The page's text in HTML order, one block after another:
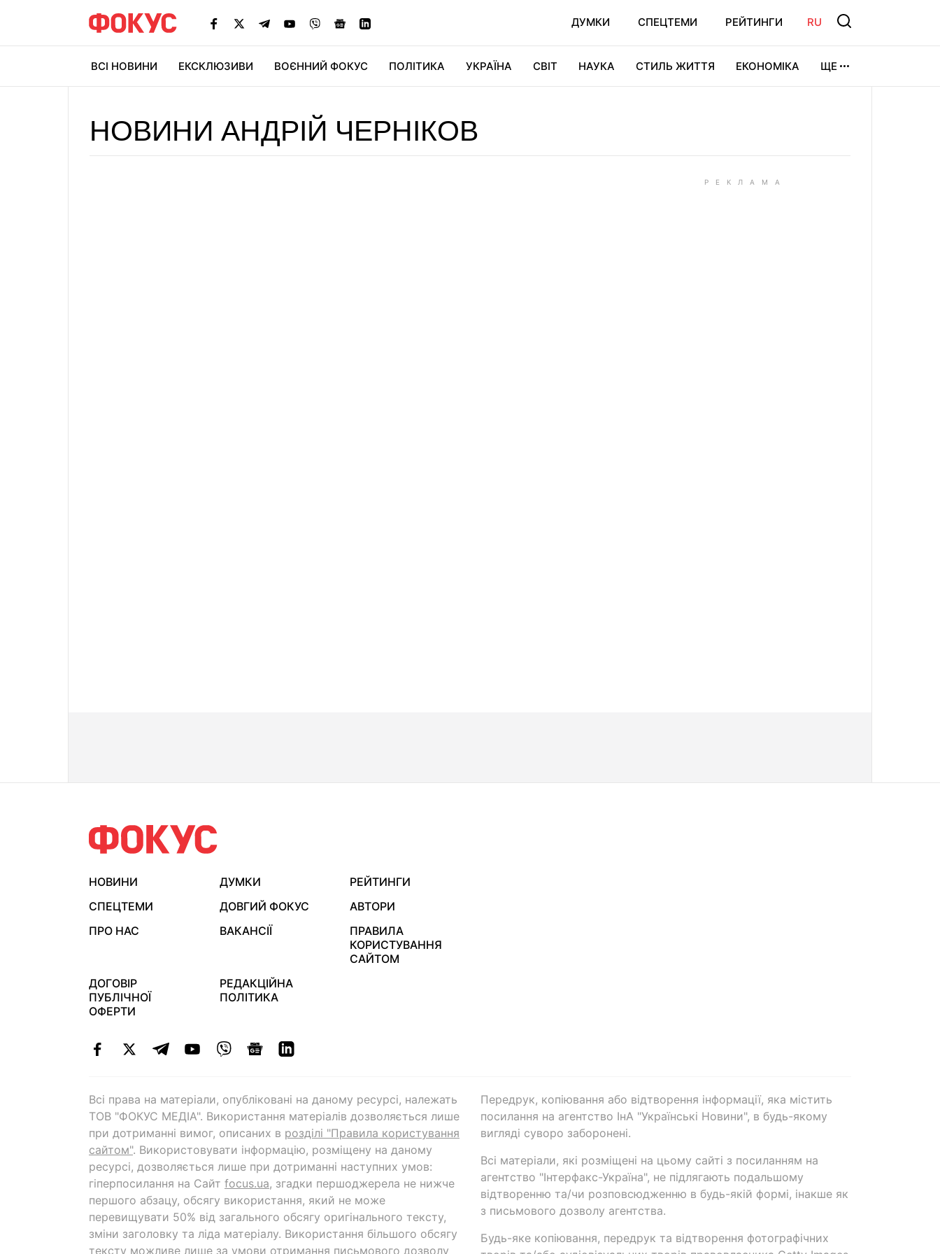
ДУМКИ СПЕЦТЕМИ РЕЙТИНГИ RU
ВСІ НОВИНИ ЕКСКЛЮЗИВИ ВОЄННИЙ ФОКУС ПОЛІТИКА УКРАЇНА СВІТ НАУКА СТИЛЬ ЖИТТЯ ЕКОНОМІКА ЩЕ
НОВИНИ АНДРІЙ ЧЕРНІКОВ
НОВИНИ ДУМКИ
РЕЙТИНГИ
СПЕЦТЕМИ
ДОВГИЙ ФОКУС
АВТОРИ
ПРО НАС
ВАКАНСІЇ
ПРАВИЛА
КОРИСТУВАННЯ
САЙТОМ
ДОГОВІР
ПУБЛІЧНОЇ
ОФЕРТИ
РЕДАКЦІЙНА
ПОЛІТИКА
Всі права на матеріали, опубліковані на даному ресурсі, належать
ТОВ "ФОКУС МЕДІА". Використання матеріалів дозволяється лише
при дотриманні вимог, описаних в розділі "Правила користування
сайтом". Використовувати інформацію, розміщену на даному
ресурсі, дозволяється лише при дотриманні наступних умов:
гіперпосилання на Cайт focus.ua, згадки першоджерела не нижче
першого абзацу, обсягу використання, який не може
перевищувати 50% від загального обсягу оригінального тексту,
зміни заголовку та ліда матеріалу. Використання більшого обсягу
тексту можливе лише за умови отримання письмового дозволу
Передрук, копіювання або відтворення інформації, яка містить
посилання на агентство ІнА "Українські Новини", в будь-якому
вигляді суворо заборонені.
Всі матеріали, які розміщені на цьому сайті з посиланням на
агентство "Інтерфакс-Україна", не підлягають подальшому
відтворенню та/чи розповсюдженню в будь-якій формі, інакше як
з письмового дозволу агентства.
Будь-яке копіювання, передрук та відтворення фотографічних